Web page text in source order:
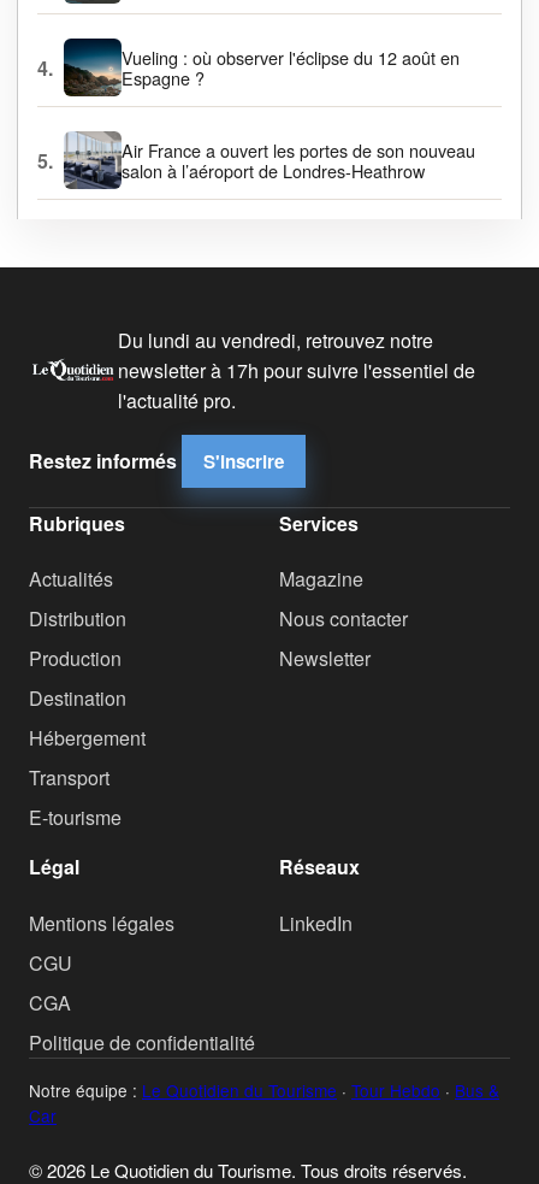
4.
Vueling : où observer l'éclipse du 12 août en
Espagne ?
5.
Air France a ouvert les portes de son nouveau
salon à l’aéroport de Londres-Heathrow
Du lundi au vendredi, retrouvez notre
newsletter à 17h pour suivre l'essentiel de
l'actualité pro.
Restez informés S'inscrire
Rubriques
Actualités
Distribution
Production
Destination
Hébergement
Transport
E-tourisme
Services
Magazine
Nous contacter
Newsletter
Légal
Mentions légales
CGU
CGA
Politique de confidentialité
Réseaux
LinkedIn
Notre équipe : Le Quotidien du Tourisme · Tour Hebdo · Bus &
Car
© 2026 Le Quotidien du Tourisme. Tous droits réservés.